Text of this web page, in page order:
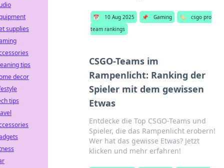
📅 10 Aug 2025 📌 Gaming 🏷️
csgo pro
team rankings
CSGO-Teams im
Rampenlicht: Ranking der
Spieler mit dem gewissen
Etwas
Entdecke die Top CSGO-Teams und
Spieler, die das Rampenlicht erobern!
Wer hat das gewisse Etwas? Jetzt
klicken und mehr erfahren!
supplies
tips
decor
tips